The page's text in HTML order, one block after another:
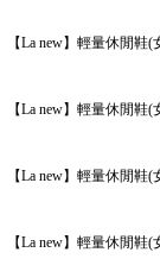
【La new】輕量休閒鞋(
【La new】輕量休閒鞋
【La new】輕量休閒鞋(
【La new】輕量休閒鞋(